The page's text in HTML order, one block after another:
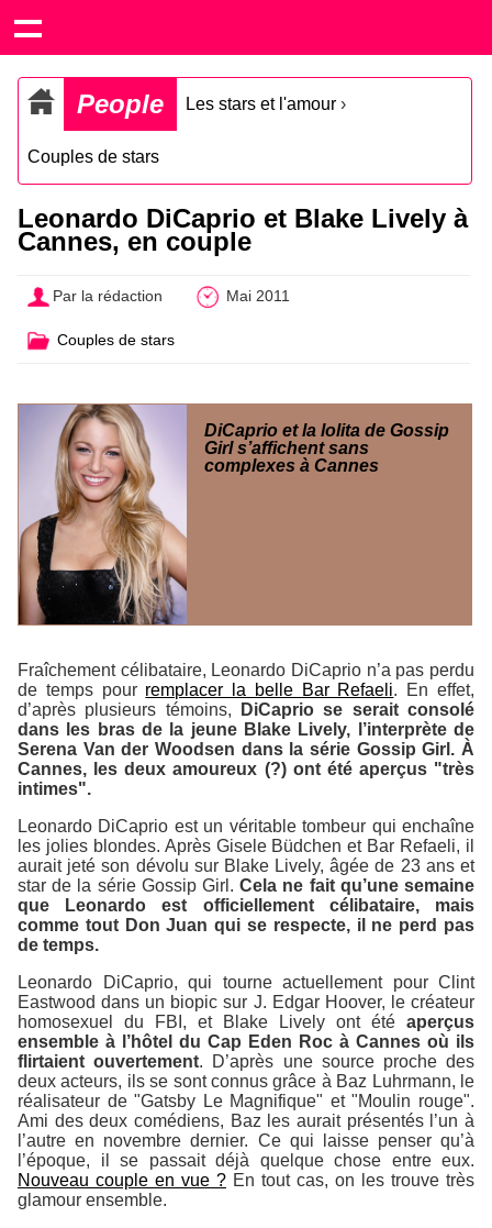
People Les stars et l'amour ›
Couples de stars
Leonardo DiCaprio et Blake Lively à
Cannes, en couple
Par la rédaction Mai 2011
Couples de stars
DiCaprio et la lolita de Gossip
Girl s’affichent sans
complexes à Cannes
Fraîchement célibataire, Leonardo DiCaprio n’a pas perdu
de temps pour remplacer la belle Bar Refaeli. En effet,
d’après plusieurs témoins,
DiCaprio se serait consolé
dans les bras de la jeune Blake Lively, l’interprète de
Serena Van der Woodsen dans la série Gossip Girl. À
Cannes, les deux amoureux (?) ont été aperçus "très
intimes".
Leonardo DiCaprio est un véritable tombeur qui enchaîne
les jolies blondes. Après Gisele Büdchen et Bar Refaeli, il
aurait jeté son dévolu sur Blake Lively, âgée de 23 ans et
star de la série Gossip Girl.Cela ne fait qu’une semaine
que Leonardo est officiellement célibataire, mais
comme tout Don Juan qui se respecte, il ne perd pas
de temps.
Leonardo DiCaprio, qui tourne actuellement pour Clint
Eastwood dans un biopic sur J. Edgar Hoover, le créateur
homosexuel du FBI, et Blake Lively ont été aperçus
ensemble à l’hôtel du Cap Eden Roc à Cannes où ils
flirtaient ouvertement. D’après une source proche des
deux acteurs, ils se sont connus grâce à Baz Luhrmann, le
réalisateur de "Gatsby Le Magnifique" et "Moulin rouge".
Ami des deux comédiens, Baz les aurait présentés l’un à
l’autre en novembre dernier. Ce qui laisse penser qu’à
l’époque, il se passait déjà quelque chose entre eux.
Nouveau couple en vue ? En tout cas, on les trouve très
glamour ensemble.